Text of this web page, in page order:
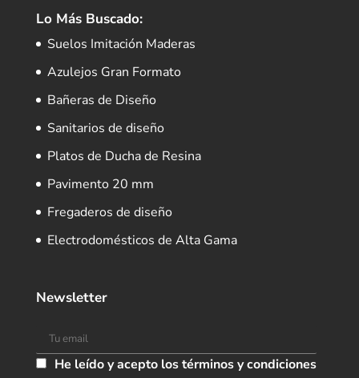
Lo Más Buscado:
Suelos Imitación Maderas
Azulejos Gran Formato
Bañeras de Diseño
Sanitarios de diseño
Platos de Ducha de Resina
Pavimento 20 mm
Fregaderos de diseño
Electrodomésticos de Alta Gama
Newsletter
He leído y acepto los términos y condiciones